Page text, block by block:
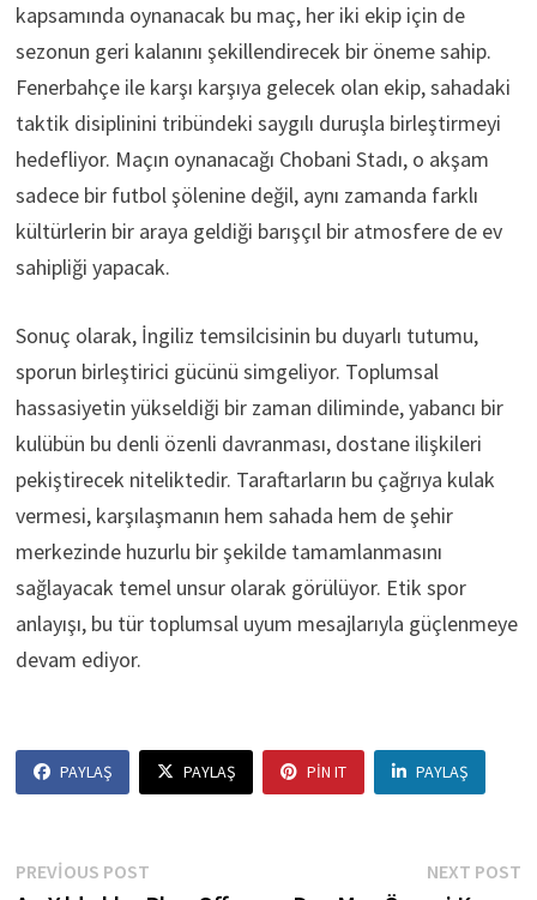
kapsamında oynanacak bu maç, her iki ekip için de
sezonun geri kalanını şekillendirecek bir öneme sahip.
Fenerbahçe ile karşı karşıya gelecek olan ekip, sahadaki
taktik disiplinini tribündeki saygılı duruşla birleştirmeyi
hedefliyor. Maçın oynanacağı Chobani Stadı, o akşam
sadece bir futbol şölenine değil, aynı zamanda farklı
kültürlerin bir araya geldiği barışçıl bir atmosfere de ev
sahipliği yapacak.
Sonuç olarak, İngiliz temsilcisinin bu duyarlı tutumu,
sporun birleştirici gücünü simgeliyor. Toplumsal
hassasiyetin yükseldiği bir zaman diliminde, yabancı bir
kulübün bu denli özenli davranması, dostane ilişkileri
pekiştirecek niteliktedir. Taraftarların bu çağrıya kulak
vermesi, karşılaşmanın hem sahada hem de şehir
merkezinde huzurlu bir şekilde tamamlanmasını
sağlayacak temel unsur olarak görülüyor. Etik spor
anlayışı, bu tür toplumsal uyum mesajlarıyla güçlenmeye
devam ediyor.
PAYLAŞ PAYLAŞ PIN IT PAYLAŞ
Yazı
PREVIOUS POSTPrevious
NEXT POST